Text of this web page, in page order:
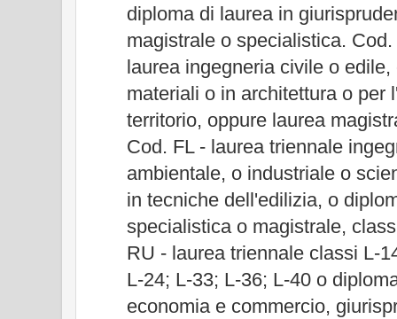
diploma di laurea in
magistrale o specialistica.
laurea ingegneria civile o
materiali o in architettura o per
territorio, oppure laurea
Cod. FL - laurea triennale
ambientale, o industriale o
in tecniche dell'edilizia, o
specialistica o magistrale,
RU - laurea triennale classi L-
L-24; L-33; L-36; L-40 o
economia e commercio,